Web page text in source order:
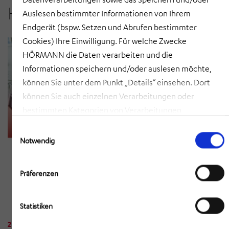
Auslesen bestimmter Informationen von Ihrem
Endgerät (bspw. Setzen und Abrufen bestimmter
Cookies) Ihre Einwilligung. Für welche Zwecke
HÖRMANN die Daten verarbeiten und die
Informationen speichern und/oder auslesen möchte,
können Sie unter dem Punkt „Details“ einsehen. Dort
können Sie auch einzelnen Verarbeitungen oder
Sie ein, dass HÖRMANN alle der erläuterten
Informationen speichern sowie auslesen und damit
zusammenhängende Datenverarbeitungen vornehmen
darf, die nicht ohnehin unbedingt erforderlich sind,
stellen kann. Mit Klick auf „AUSWAHL ERLAUBEN“
Notwendig
Präferenzen
Statistiken
HÖRMANN Rawema
20. JULI 2026